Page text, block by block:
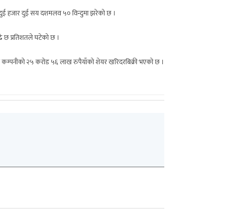
हजार दुई सय दशमलव ५० विन्दुमा झरेको छ ।
प्रतिशतले घटेको छ ।
२५ करोड ५६ लाख रुपैयाँको शेयर खरिदरबिक्री भएको छ ।